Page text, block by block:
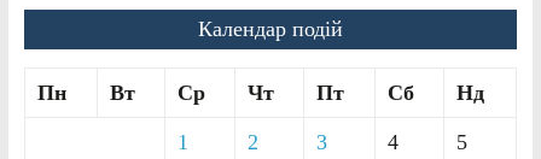
Календар подій
Пн Вт Ср Чт Пт Сб Нд
1 2 3 4 5